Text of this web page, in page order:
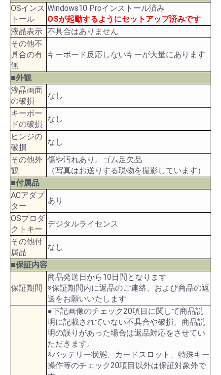
OSインス
トール
Windows10 Proインストール済み
OSが起動するようにセットアップ済みです
液晶表示 不具合はありません
その他不
具合の有
無
キーボード反応しないキーが大量にあります
■外観
液晶画面
の破損
なし
キーボー
ドの破損
なし
ヒンジの
破損
なし
その他外
観
傷や汚れあり。ゴム足欠品
（写真はお送りする現物を撮影しています）
■付属品
ACアダプ
ター
あり
OSプロダ
クトキー
デジタルライセンス
その他付
属品
なし
■保証内容
保証期間
商品発送日から10日間となります
※保証期間内に返品のご連絡、および商品の返
送をお願いいたします
●下記画像のチェック20項目に関して商品説
明に記載されていない不具合や破損、商品説
明の誤りがあった場合は返品対応をさせてい
ただきます。
※バッテリー状態、カードスロット、特殊キー
操作等のチェック20項目以外は保証対象外で